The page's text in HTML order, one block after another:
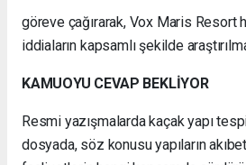
göreve çağırarak, Vox Maris Resort
iddiaların kapsamlı şekilde
KAMUOYU CEVAP BEKLİYOR
Resmi yazışmalarda kaçak yapı
dosyada, söz konusu yapıların